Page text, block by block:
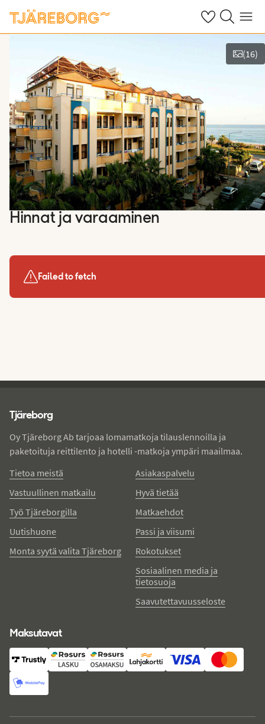
OmatHaku Valikko
Näytä kuvia
(16)
Hinnat ja varaaminen
Failed to fetch
Tjäreborg
Oy Tjäreborg Ab tarjoaa lomamatkoja tilauslennoilla ja
paketoituja reittilento ja hotelli -matkoja ympäri maailmaa.
Tietoa meistä
Vastuullinen matkailu
Työ Tjäreborgilla
Uutishuone
Monta syytä valita Tjäreborg
Asiakaspalvelu
Hyvä tietää
Matkaehdot
Passi ja viisumi
Rokotukset
Sosiaalinen media ja
tietosuoja
Saavutettavuusseloste
Maksutavat